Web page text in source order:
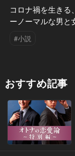
コロナ禍を生きる
ーノーマルな男と
#小説
おすすめ記事